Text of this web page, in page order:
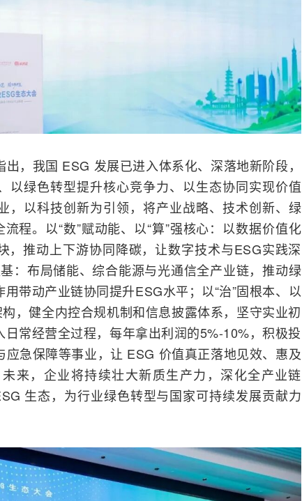
，我国 ESG 发展已进入体系化、深落地新阶段，
以绿色转型提升核心竞争力、以生态协同实现价值
，以科技创新为引领，将产业战略、技术创新、绿
程。以“数”赋动能、以“算”强核心：以数据价值化
，推动上下游协同降碳，让数字技术与ESG实践深
：布局储能、综合能源与光通信全产业链，推动绿
带动产业链协同提升ESG水平；以“治”固根本、以
，健全内控合规机制和信息披露体系，坚守实业初
常经营全过程，每年拿出利润的5%-10%，积极投
急保障等事业，让 ESG 价值真正落地见效、惠及
来，企业将持续壮大新质生产力，深化全产业链
生态，为行业绿色转型与国家可持续发展贡献力